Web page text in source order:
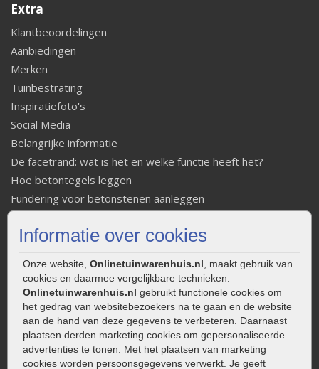
Informatie over cookies
Onze website, Onlinetuinwarenhuis.nl , maakt gebruik van
cookies en daarmee vergelijkbare technieken.
Onlinetuinwarenhuis.nl gebruikt functionele cookies om
het gedrag van websitebezoekers na te gaan en de website
aan de hand van deze gegevens te verbeteren. Daarnaast
plaatsen derden marketing cookies om gepersonaliseerde
advertenties te tonen. Met het plaatsen van marketing
cookies worden persoonsgegevens verwerkt. Je geeft
Extra
Klantbeoordelingen
Aanbiedingen
Merken
Tuinbestrating
Inspiratiefoto's
Social Media
Belangrijke informatie
De facetrand: wat is het en welke functie heeft het?
Hoe betontegels leggen
Fundering voor betonstenen aanleggen
Strakke tuin inrichten
Onderhoud van gebakken bestrating
Aanlegtips voor gebakken bestrating
Zelf een terras aanleggen
Kleine stadstuin inrichten
0320 – 219170